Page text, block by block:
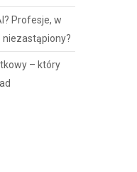
Profesje, w
niezastąpiony?
– który